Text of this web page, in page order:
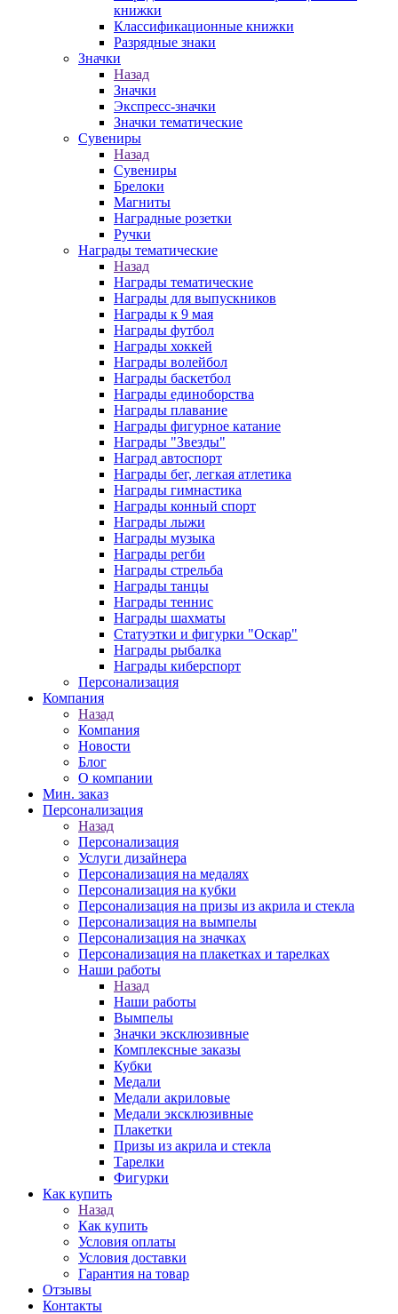
книжки
Классификационные книжки
Разрядные знаки
Значки
Назад
Значки
Экспресс-значки
Значки тематические
Сувениры
Назад
Сувениры
Брелоки
Магниты
Наградные розетки
Ручки
Награды тематические
Назад
Награды тематические
Награды для выпускников
Награды к 9 мая
Награды футбол
Награды хоккей
Награды волейбол
Награды баскетбол
Награды единоборства
Награды плавание
Награды фигурное катание
Награды "Звезды"
Наград автоспорт
Награды бег, легкая атлетика
Награды гимнастика
Награды конный спорт
Награды лыжи
Награды музыка
Награды регби
Награды стрельба
Награды танцы
Награды теннис
Награды шахматы
Статуэтки и фигурки "Оскар"
Награды рыбалка
Награды киберспорт
Персонализация
Компания
Назад
Компания
Новости
Блог
О компании
Мин. заказ
Персонализация
Назад
Персонализация
Услуги дизайнера
Персонализация на медалях
Персонализация на кубки
Персонализация на призы из акрила и стекла
Персонализация на вымпелы
Персонализация на значках
Персонализация на плакетках и тарелках
Наши работы
Назад
Наши работы
Вымпелы
Значки эксклюзивные
Комплексные заказы
Кубки
Медали
Медали акриловые
Медали эксклюзивные
Плакетки
Призы из акрила и стекла
Тарелки
Фигурки
Как купить
Назад
Как купить
Условия оплаты
Условия доставки
Гарантия на товар
Отзывы
Контакты